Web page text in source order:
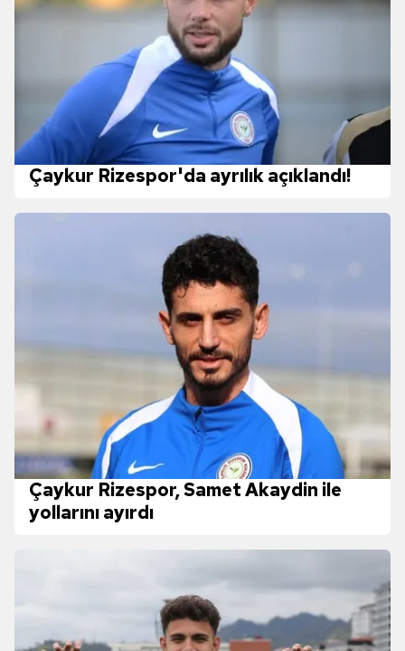
Çaykur Rizespor'da ayrılık açıklandı!
Çaykur Rizespor, Samet Akaydin ile
yollarını ayırdı